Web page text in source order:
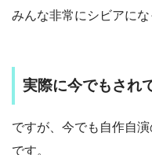
みんな非常にシビアにな
実際に今でもされ
ですが、今でも自作自
です。